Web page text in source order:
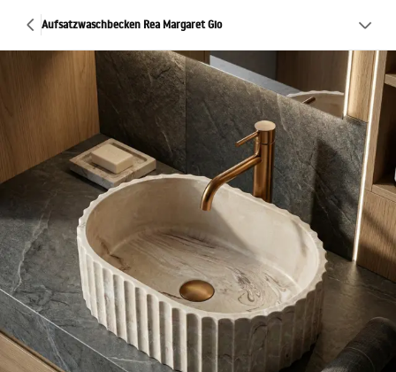
Aufsatzwaschbecken Rea Margaret Gio